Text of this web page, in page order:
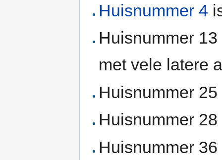
Huisnummer 4
Huisnummer
met vele latere
Huisnummer
Huisnummer
Huisnummer